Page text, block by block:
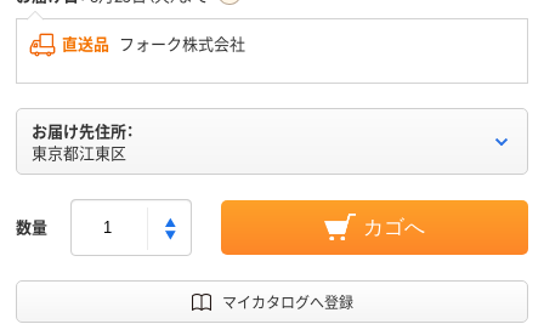
直送品 フォーク株式会社
お届け先住所：
東京都江東区
数量 カゴへ
マイカタログへ登録